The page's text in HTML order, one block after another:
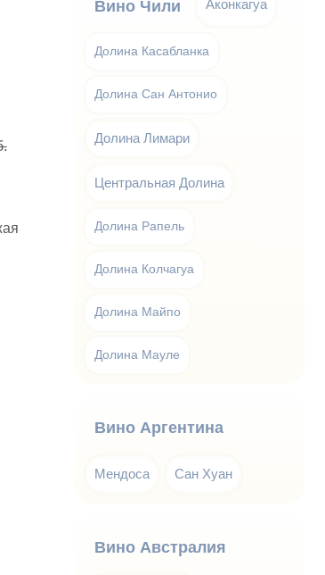
Вино Чили Аконкагуа
Долина Касабланка
Долина Сан Антонио
Долина Лимари
Центральная Долина
Долина Рапель
Долина Колчагуа
Долина Майпо
Долина Мауле
Вино Аргентина
Мендоса Сан Хуан
Вино Австралия